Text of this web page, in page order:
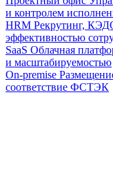
и контролем
HRM Рекрутинг,
эффективностью
SaaS Облачная
и масштабируемостью
On-premise
соответствие ФСТЭК